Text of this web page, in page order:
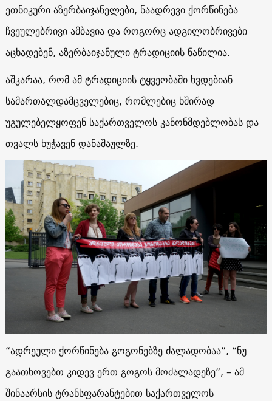
ეთნიკური აზერბაიჯანელები, ნაადრევი ქორწინება
ჩვეულებრივი ამბავია და როგორც ადგილობრივები
აცხადებენ, აზერბაიჯანული ტრადიციის ნაწილია.
აშკარაა, რომ ამ ტრადიციის ტყვეობაში ხვდებიან
სამართალდამცველებიც, რომლებიც ხშირად
უგულებელყოფენ საქართველოს კანონმდებლობას და
თვალს ხუჭავენ დანაშაულზე.
“ადრეული ქორწინება გოგონებზე ძალადობაა”, “ნუ
გაათხოვებთ კიდევ ერთ გოგოს მოძალადეზე”, – ამ
შინაარსის ტრანსფარანტებით საქართველოს